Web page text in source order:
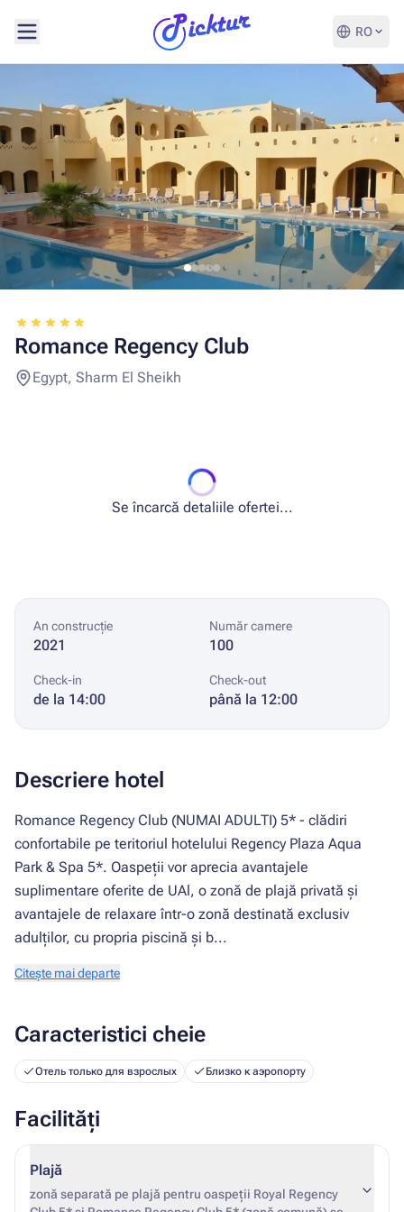
RO
Romance Regency Club
Egypt, Sharm El Sheikh
Se încarcă detaliile ofertei...
An construcție
2021
Număr camere
100
Check-in
de la 14:00
Check-out
până la 12:00
Descriere hotel
Romance Regency Club (NUMAI ADULTI) 5* - clădiri
confortabile pe teritoriul hotelului Regency Plaza Aqua
Park & ​​​​Spa 5*. Oaspeții vor aprecia avantajele
suplimentare oferite de UAl, o zonă de plajă privată și
avantajele de relaxare într-o zonă destinată exclusiv
adulților, cu propria piscină și b...
Citește mai departe
Caracteristici cheie
Отель только для взрослых Близко к аэропорту
Facilități
Plajă
zonă separată pe plajă pentru oaspeții Royal Regency